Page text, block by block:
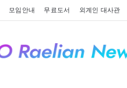
모임안내 무료도서 외계인 대사관